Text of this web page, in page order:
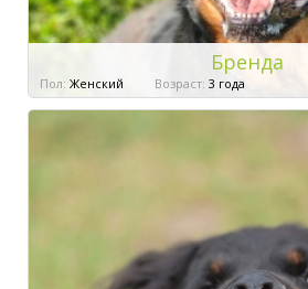
Бренда
Пол: Женский Возраст: 3 года